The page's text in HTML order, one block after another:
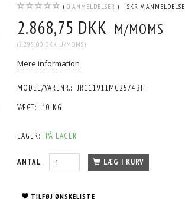
0 ANMELDELSER SKRIV ANMELDELSE
2.868,75 DKK M/MOMS
(2.295,00 DKK U/MOMS)
Mere information
MODEL/VARENR.:
JR111911MG2574BF
VÆGT:
10 KG
LAGER: PÅ LAGER
ANTAL LÆG I KURV
TILFØJ ØNSKELISTE